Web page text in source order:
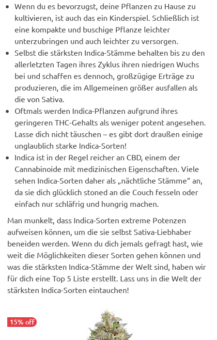
Wenn du es bevorzugst, deine Pflanzen zu Hause zu
kultivieren, ist auch das ein Kinderspiel. Schließlich ist
eine kompakte und buschige Pflanze leichter
unterzubringen und auch leichter zu versorgen.
Selbst die stärksten Indica-Stämme behalten bis zu den
allerletzten Tagen ihres Zyklus ihren niedrigen Wuchs
bei und schaffen es dennoch, großzügige Erträge zu
produzieren, die im Allgemeinen größer ausfallen als
die von Sativa.
Oftmals werden Indica-Pflanzen aufgrund ihres
geringeren THC-Gehalts als weniger potent angesehen.
Lasse dich nicht täuschen – es gibt dort draußen einige
unglaublich starke Indica-Sorten!
Indica ist in der Regel reicher an CBD, einem der
Cannabinoide mit medizinischen Eigenschaften. Viele
sehen Indica-Sorten daher als „nächtliche Stämme“ an,
da sie dich glücklich stoned an die Couch fesseln oder
einfach nur schläfrig und hungrig machen.
Man munkelt, dass Indica-Sorten extreme Potenzen
aufweisen können, um die sie selbst Sativa-Liebhaber
beneiden werden. Wenn du dich jemals gefragt hast, wie
weit die Möglichkeiten dieser Sorten gehen können und
was die stärksten Indica-Stämme der Welt sind, haben wir
für dich eine Top 5 Liste erstellt. Lass uns in die Welt der
stärksten Indica-Sorten eintauchen!
15% off